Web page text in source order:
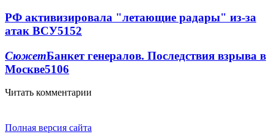
РФ активизировала "летающие радары" из-за
атак ВСУ5152
СюжетБанкет генералов. Последствия взрыва в
Москве5106
Читать комментарии
Полная версия сайта